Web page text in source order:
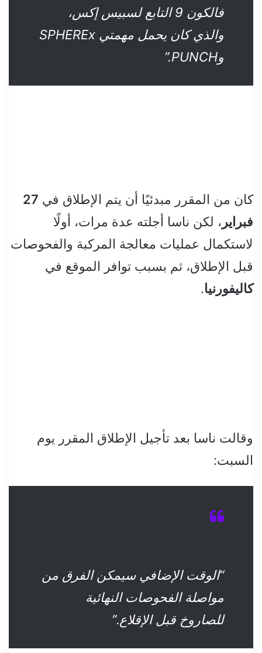
فالكون 9 التابع لسبيس إكس،
والذي كان يحمل مهمتي SPHEREx
وPUNCH.”
كان من المقرر مبدئيًا أن يتم الإطلاق في 27
فبراير ، لكن ناسا أجلته عدة مرات، أولًا
لاستكمال عمليات معالجة المركبة والفحوصات
قبل الإطلاق، ثم بسبب توافر الموقع في
كاليفورنيا.
وقالت ناسا بعد تأجيل الإطلاق المقرر يوم
السبت:
“الوقت الإضافي سيمكن الفرق من
مواصلة الفحوصات النهائية
للصاروخ قبل الإقلاع.”